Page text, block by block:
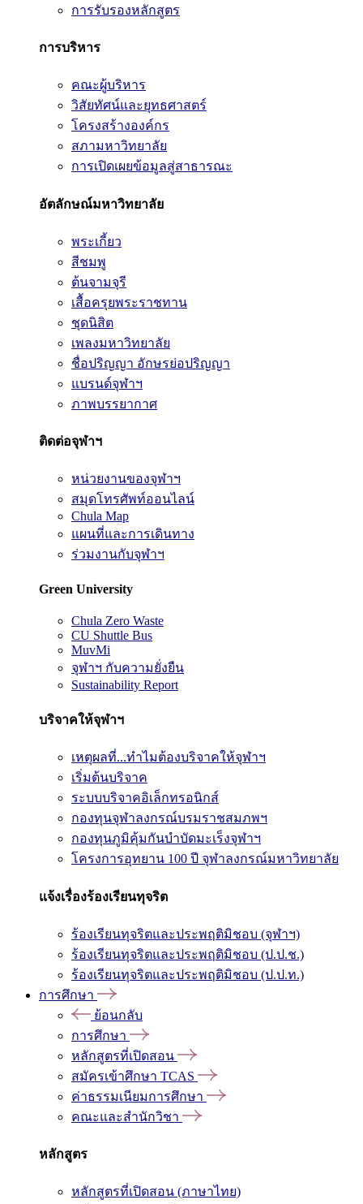
การรับรองหลักสูตร
การบริหาร
คณะผู้บริหาร
วิสัยทัศน์และยุทธศาสตร์
โครงสร้างองค์กร
สภามหาวิทยาลัย
การเปิดเผยข้อมูลสู่สาธารณะ
อัตลักษณ์มหาวิทยาลัย
พระเกี้ยว
สีชมพู
ต้นจามจุรี
เสื้อครุยพระราชทาน
ชุดนิสิต
เพลงมหาวิทยาลัย
ชื่อปริญญา อักษรย่อปริญญา
แบรนด์จุฬาฯ
ภาพบรรยากาศ
ติดต่อจุฬาฯ
หน่วยงานของจุฬาฯ
สมุดโทรศัพท์ออนไลน์
Chula Map
แผนที่และการเดินทาง
ร่วมงานกับจุฬาฯ
Green University
Chula Zero Waste
CU Shuttle Bus
MuvMi
จุฬาฯ กับความยั่งยืน
Sustainability Report
บริจาคให้จุฬาฯ
เหตุผลที่...ทำไมต้องบริจาคให้จุฬาฯ
เริ่มต้นบริจาค
ระบบบริจาคอิเล็กทรอนิกส์
กองทุนจุฬาลงกรณ์บรมราชสมภพฯ
กองทุนภูมิคุ้มกันบำบัดมะเร็งจุฬาฯ
โครงการอุทยาน 100 ปี จุฬาลงกรณ์มหาวิทยาลัย
แจ้งเรื่องร้องเรียนทุจริต
ร้องเรียนทุจริตและประพฤติมิชอบ (จุฬาฯ)
ร้องเรียนทุจริตและประพฤติมิชอบ (ป.ป.ช.)
ร้องเรียนทุจริตและประพฤติมิชอบ (ป.ป.ท.)
การศึกษา
ย้อนกลับ
การศึกษา
หลักสูตรที่เปิดสอน
สมัครเข้าศึกษา TCAS
ค่าธรรมเนียมการศึกษา
คณะและสำนักวิชา
หลักสูตร
หลักสูตรที่เปิดสอน (ภาษาไทย)